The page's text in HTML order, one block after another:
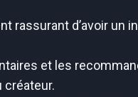
rassurant d’avoir un
et les
créateur.